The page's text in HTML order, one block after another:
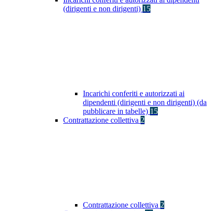
(dirigenti e non dirigenti) 15
Incarichi conferiti e autorizzati ai
dipendenti (dirigenti e non dirigenti) (da
pubblicare in tabelle) 15
Contrattazione collettiva 2
Contrattazione collettiva 2